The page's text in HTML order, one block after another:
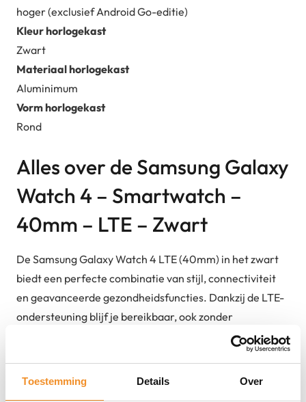
Toestemming Details Over
hoger (exclusief Android Go-editie)
Kleur horlogekast
Zwart
Materiaal horlogekast
Aluminimum
Vorm horlogekast
Rond
Alles over de Samsung Galaxy
Watch 4 – Smartwatch –
40mm – LTE – Zwart
De Samsung Galaxy Watch 4 LTE (40mm) in het zwart
biedt een perfecte combinatie van stijl, connectiviteit
en geavanceerde gezondheidsfuncties. Dankzij de LTE-
ondersteuning blijf je bereikbaar, ook zonder
smartphone in de buurt. De smartwatch draait op Wear
OS Powered by Samsung, waardoor je toegang hebt tot